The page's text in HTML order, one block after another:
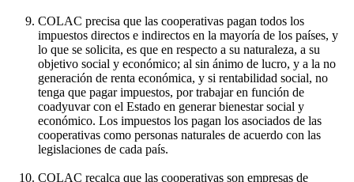
COLAC precisa que las cooperativas pagan todos los
impuestos directos e indirectos en la mayoría de los países, y
lo que se solicita, es que en respecto a su naturaleza, a su
objetivo social y económico; al sin ánimo de lucro, y a la no
generación de renta económica, y si rentabilidad social, no
tenga que pagar impuestos, por trabajar en función de
coadyuvar con el Estado en generar bienestar social y
económico. Los impuestos los pagan los asociados de las
cooperativas como personas naturales de acuerdo con las
legislaciones de cada país.
COLAC recalca que las cooperativas son empresas de